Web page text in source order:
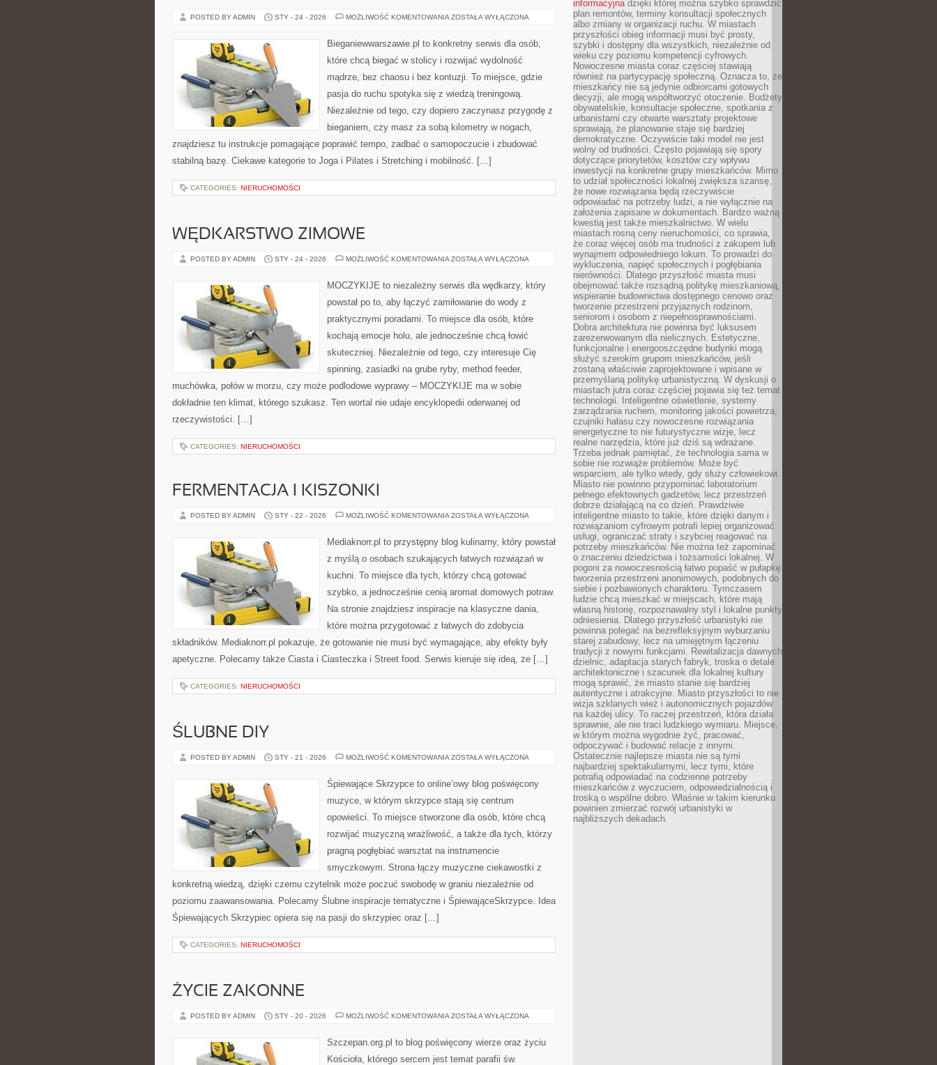
POSTED BY ADMIN STY - 24 - 2026 MOŻLIWOŚĆ KOMENTOWANIA TRENING
TŁUSZCZU
ZOSTAŁA WYŁĄCZONA
Bieganiewwarszawie.pl to konkretny serwis dla osób,
które chcą biegać w stolicy i rozwijać wydolność
mądrze, bez chaosu i bez kontuzji. To miejsce, gdzie
pasja do ruchu spotyka się z wiedzą treningową.
Niezależnie od tego, czy dopiero zaczynasz przygodę z
bieganiem, czy masz za sobą kilometry w nogach,
znajdziesz tu instrukcje pomagające poprawić tempo, zadbać o samopoczucie i zbudować
stabilną bazę. Ciekawe kategorie to Joga i Pilates i Stretching i mobilność. […]
CATEGORIES: NIERUCHOMOŚCI
WĘDKARSTWO ZIMOWE
POSTED BY ADMIN STY - 24 - 2026 MOŻLIWOŚĆ KOMENTOWANIA WĘDKARSTWO
ZOSTAŁA WYŁĄCZONA
MOCZYKIJE to niezależny serwis dla wędkarzy, który
powstał po to, aby łączyć zamiłowanie do wody z
praktycznymi poradami. To miejsce dla osób, które
kochają emocje holu, ale jednocześnie chcą łowić
skuteczniej. Niezależnie od tego, czy interesuje Cię
spinning, zasiadki na grube ryby, method feeder,
muchówka, połów w morzu, czy może podlodowe wyprawy – MOCZYKIJE ma w sobie
dokładnie ten klimat, którego szukasz. Ten wortal nie udaje encyklopedii oderwanej od
rzeczywistości. […]
CATEGORIES: NIERUCHOMOŚCI
FERMENTACJA I KISZONKI
POSTED BY ADMIN STY - 22 - 2026 MOŻLIWOŚĆ KOMENTOWANIA FERMENTACJA
ZOSTAŁA WYŁĄCZONA
Mediaknorr.pl to przystępny blog kulinarny, który powstał
z myślą o osobach szukających łatwych rozwiązań w
kuchni. To miejsce dla tych, którzy chcą gotować
szybko, a jednocześnie cenią aromat domowych potraw.
Na stronie znajdziesz inspiracje na klasyczne dania,
które można przygotować z łatwych do zdobycia
składników. Mediaknorr.pl pokazuje, że gotowanie nie musi być wymagające, aby efekty były
apetyczne. Polecamy także Ciasta i Ciasteczka i Street food. Serwis kieruje się ideą, że […]
CATEGORIES: NIERUCHOMOŚCI
ŚLUBNE DIY
POSTED BY ADMIN STY - 21 - 2026 MOŻLIWOŚĆ KOMENTOWANIA ŚLUBNE
ZOSTAŁA WYŁĄCZONA
Śpiewające Skrzypce to online’owy blog poświęcony
muzyce, w którym skrzypce stają się centrum
opowieści. To miejsce stworzone dla osób, które chcą
rozwijać muzyczną wrażliwość, a także dla tych, którzy
pragną pogłębiać warsztat na instrumencie
smyczkowym. Strona łączy muzyczne ciekawostki z
konkretną wiedzą, dzięki czemu czytelnik może poczuć swobodę w graniu niezależnie od
poziomu zaawansowania. Polecamy Ślubne inspiracje tematyczne i ŚpiewająceSkrzypce. Idea
Śpiewających Skrzypiec opiera się na pasji do skrzypiec oraz […]
CATEGORIES: NIERUCHOMOŚCI
ŻYCIE ZAKONNE
POSTED BY ADMIN STY - 20 - 2026 MOŻLIWOŚĆ KOMENTOWANIA ŻYCIE
ZOSTAŁA WYŁĄCZONA
Szczepan.org.pl to blog poświęcony wierze oraz życiu
Kościoła, którego sercem jest temat parafii św.
informacyjnadzięki której można szybko sprawdzić
plan remontów, terminy konsultacji społecznych
albo zmiany w organizacji ruchu. W miastach
przyszłości obieg informacji musi być prosty,
szybki i dostępny dla wszystkich, niezależnie od
wieku czy poziomu kompetencji cyfrowych.
Nowoczesne miasta coraz częściej stawiają
również na partycypację społeczną. Oznacza to, że
mieszkańcy nie są jedynie odbiorcami gotowych
decyzji, ale mogą współtworzyć otoczenie. Budżety
obywatelskie, konsultacje społeczne, spotkania z
urbanistami czy otwarte warsztaty projektowe
sprawiają, że planowanie staje się bardziej
demokratyczne. Oczywiście taki model nie jest
wolny od trudności. Często pojawiają się spory
dotyczące priorytetów, kosztów czy wpływu
inwestycji na konkretne grupy mieszkańców. Mimo
to udział społeczności lokalnej zwiększa szansę,
że nowe rozwiązania będą rzeczywiście
odpowiadać na potrzeby ludzi, a nie wyłącznie na
założenia zapisane w dokumentach. Bardzo ważną
kwestią jest także mieszkalnictwo. W wielu
miastach rosną ceny nieruchomości, co sprawia,
że coraz więcej osób ma trudności z zakupem lub
wynajmem odpowiedniego lokum. To prowadzi do
wykluczenia, napięć społecznych i pogłębiania
nierówności. Dlatego przyszłość miasta musi
obejmować także rozsądną politykę mieszkaniową,
wspieranie budownictwa dostępnego cenowo oraz
tworzenie przestrzeni przyjaznych rodzinom,
seniorom i osobom z niepełnosprawnościami.
Dobra architektura nie powinna być luksusem
zarezerwowanym dla nielicznych. Estetyczne,
funkcjonalne i energooszczędne budynki mogą
służyć szerokim grupom mieszkańców, jeśli
zostaną właściwie zaprojektowane i wpisane w
przemyślaną politykę urbanistyczną. W dyskusji o
miastach jutra coraz częściej pojawia się też temat
technologii. Inteligentne oświetlenie, systemy
zarządzania ruchem, monitoring jakości powietrza,
czujniki hałasu czy nowoczesne rozwiązania
energetyczne to nie futurystyczne wizje, lecz
realne narzędzia, które już dziś są wdrażane.
Trzeba jednak pamiętać, że technologia sama w
sobie nie rozwiąże problemów. Może być
wsparciem, ale tylko wtedy, gdy służy człowiekowi.
Miasto nie powinno przypominać laboratorium
pełnego efektownych gadżetów, lecz przestrzeń
dobrze działającą na co dzień. Prawdziwie
inteligentne miasto to takie, które dzięki danym i
rozwiązaniom cyfrowym potrafi lepiej organizować
usługi, ograniczać straty i szybciej reagować na
potrzeby mieszkańców. Nie można też zapominać
o znaczeniu dziedzictwa i tożsamości lokalnej. W
pogoni za nowoczesnością łatwo popaść w pułapkę
tworzenia przestrzeni anonimowych, podobnych do
siebie i pozbawionych charakteru. Tymczasem
ludzie chcą mieszkać w miejscach, które mają
własną historię, rozpoznawalny styl i lokalne punkty
odniesienia. Dlatego przyszłość urbanistyki nie
powinna polegać na bezrefleksyjnym wyburzaniu
starej zabudowy, lecz na umiejętnym łączeniu
tradycji z nowymi funkcjami. Rewitalizacja dawnych
dzielnic, adaptacja starych fabryk, troska o detale
architektoniczne i szacunek dla lokalnej kultury
mogą sprawić, że miasto stanie się bardziej
autentyczne i atrakcyjne. Miasto przyszłości to nie
wizja szklanych wież i autonomicznych pojazdów
na każdej ulicy. To raczej przestrzeń, która działa
sprawnie, ale nie traci ludzkiego wymiaru. Miejsce,
w którym można wygodnie żyć, pracować,
odpoczywać i budować relacje z innymi.
Ostatecznie najlepsze miasta nie są tymi
najbardziej spektakularnymi, lecz tymi, które
potrafią odpowiadać na codzienne potrzeby
mieszkańców z wyczuciem, odpowiedzialnością i
troską o wspólne dobro. Właśnie w takim kierunku
powinien zmierzać rozwój urbanistyki w
najbliższych dekadach.